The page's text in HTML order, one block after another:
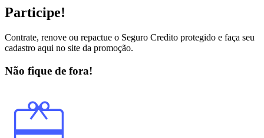
Participe!
Contrate, renove ou repactue o Seguro Credito protegido e faça seu
cadastro aqui no site da promoção.
Não fique de fora!